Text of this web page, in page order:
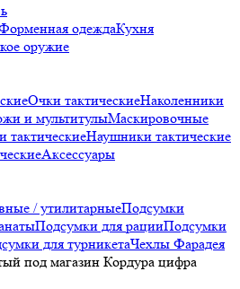
одеждаКухня
оружие
Очки тактическиеНаколенники
и мультитулыМаскировочные
Наушники тактические
Аксессуары
/ утилитарныеПодсумки
Подсумки для рацииПодсумки
для турникетаЧехлы Фарадея
под магазин Кордура цифра